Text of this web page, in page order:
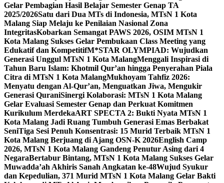
Gelar Pembagian Hasil Belajar Semester Genap TA
2025/2026Satu dari Dua MTs di Indonesia, MTsN 1 Kota
Malang Siap Melaju ke Penilaian Nasional Zona
IntegritasKobarkan Semangat PAWS 2026, OSIM MTsN 1
Kota Malang Sukses Gelar Pembukaan Class Meeting yang
Edukatif dan KompetitifM*STAR OLYMPIAD: Wujudkan
Generasi Unggul MTsN 1 Kota MalangMenggali Inspirasi di
Tahun Baru Islam: Khotmil Qur’an hingga Penyerahan Piala
Citra di MTsN 1 Kota MalangMukhoyam Tahfiz 2026:
Menyatu dengan Al-Qur’an, Menguatkan Jiwa, Mengukir
Generasi QuraniSinergi Kolaborasi: MTsN 1 Kota Malang
Gelar Evaluasi Semester Genap dan Perkuat Komitmen
Kurikulum MerdekaART SPECTA 2: Bukti Nyata MTsN 1
Kota Malang Jadi Ruang Tumbuh Generasi Emas Berbakat
SeniTiga Sesi Penuh Konsentrasi: 15 Murid Terbaik MTsN 1
Kota Malang Berjuang di Ajang OSN-K 2026English Camp
2026, MTsN 1 Kota Malang Gandeng Penutur Asing dari 4
NegaraBertabur Bintang, MTsN 1 Kota Malang Sukses Gelar
Muwadda’ah Akhiris Sanah Angkatan ke-48Wujud Syukur
dan Kepedulian, 371 Murid MTsN 1 Kota Malang Gelar Bakti